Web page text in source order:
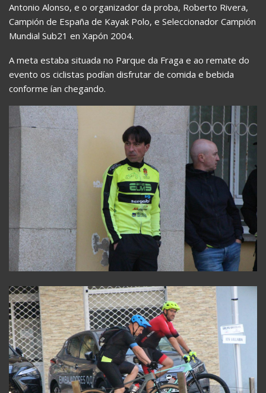
Antonio Alonso, e o organizador da proba, Roberto Rivera,
Campión de España de Kayak Polo, e Seleccionador Campión
Mundial Sub21 en Xapón 2004.
A meta estaba situada no Parque da Fraga e ao remate do
evento os ciclistas podían disfrutar de comida e bebida
conforme ían chegando.